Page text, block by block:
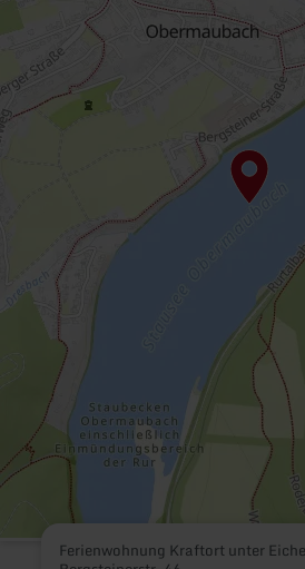
Ferienwohnung Kraftort unter